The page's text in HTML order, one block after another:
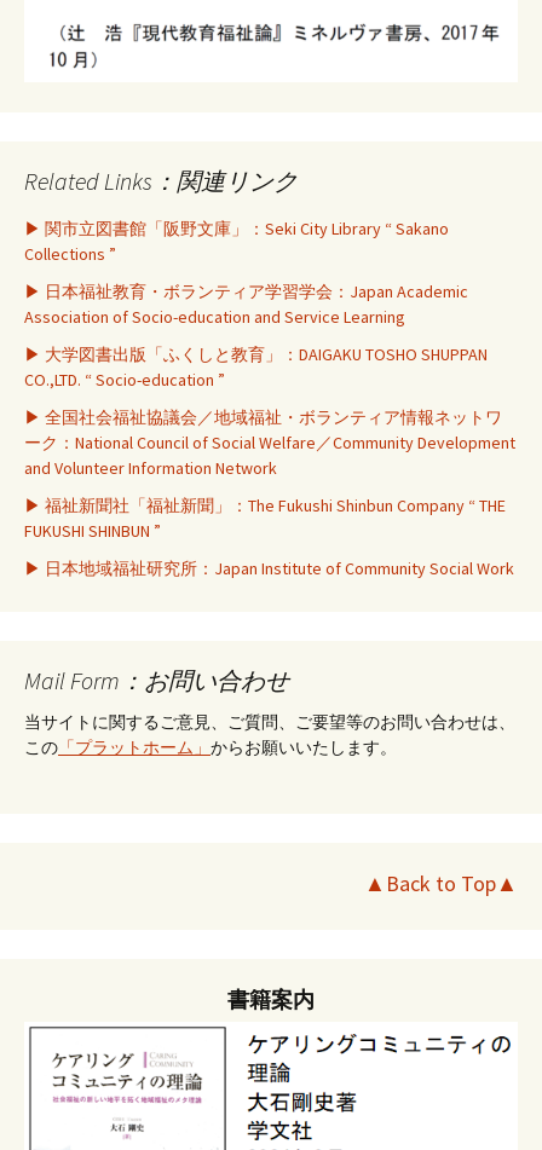
Related Links：関連リンク
▶ 関市立図書館「阪野文庫」：Seki City Library “ Sakano
Collections ”
▶ 日本福祉教育・ボランティア学習学会：Japan Academic
Association of Socio-education and Service Learning
▶ 大学図書出版「ふくしと教育」：DAIGAKU TOSHO SHUPPAN
CO.,LTD. “ Socio-education ”
▶ 全国社会福祉協議会／地域福祉・ボランティア情報ネットワ
ーク：National Council of Social Welfare／Community Development
and Volunteer Information Network
▶ 福祉新聞社「福祉新聞」：The Fukushi Shinbun Company “ THE
FUKUSHI SHINBUN ”
▶ 日本地域福祉研究所：Japan Institute of Community Social Work
Mail Form：お問い合わせ
当サイトに関するご意見、ご質問、ご要望等のお問い合わせは、
この 「プラットホーム」 からお願いいたします。
▲Back to Top▲
書籍案内